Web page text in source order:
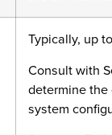
Typically, up
Consult with
determine the
system